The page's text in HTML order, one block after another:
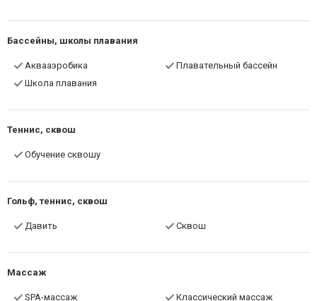
Бассейны, школы плавания
Аквааэробика
Плавательный бассейн
Школа плавания
Теннис, сквош
Обучение сквошу
Гольф, теннис, сквош
Давить Сквош
Массаж
SPA-массаж Классический массаж